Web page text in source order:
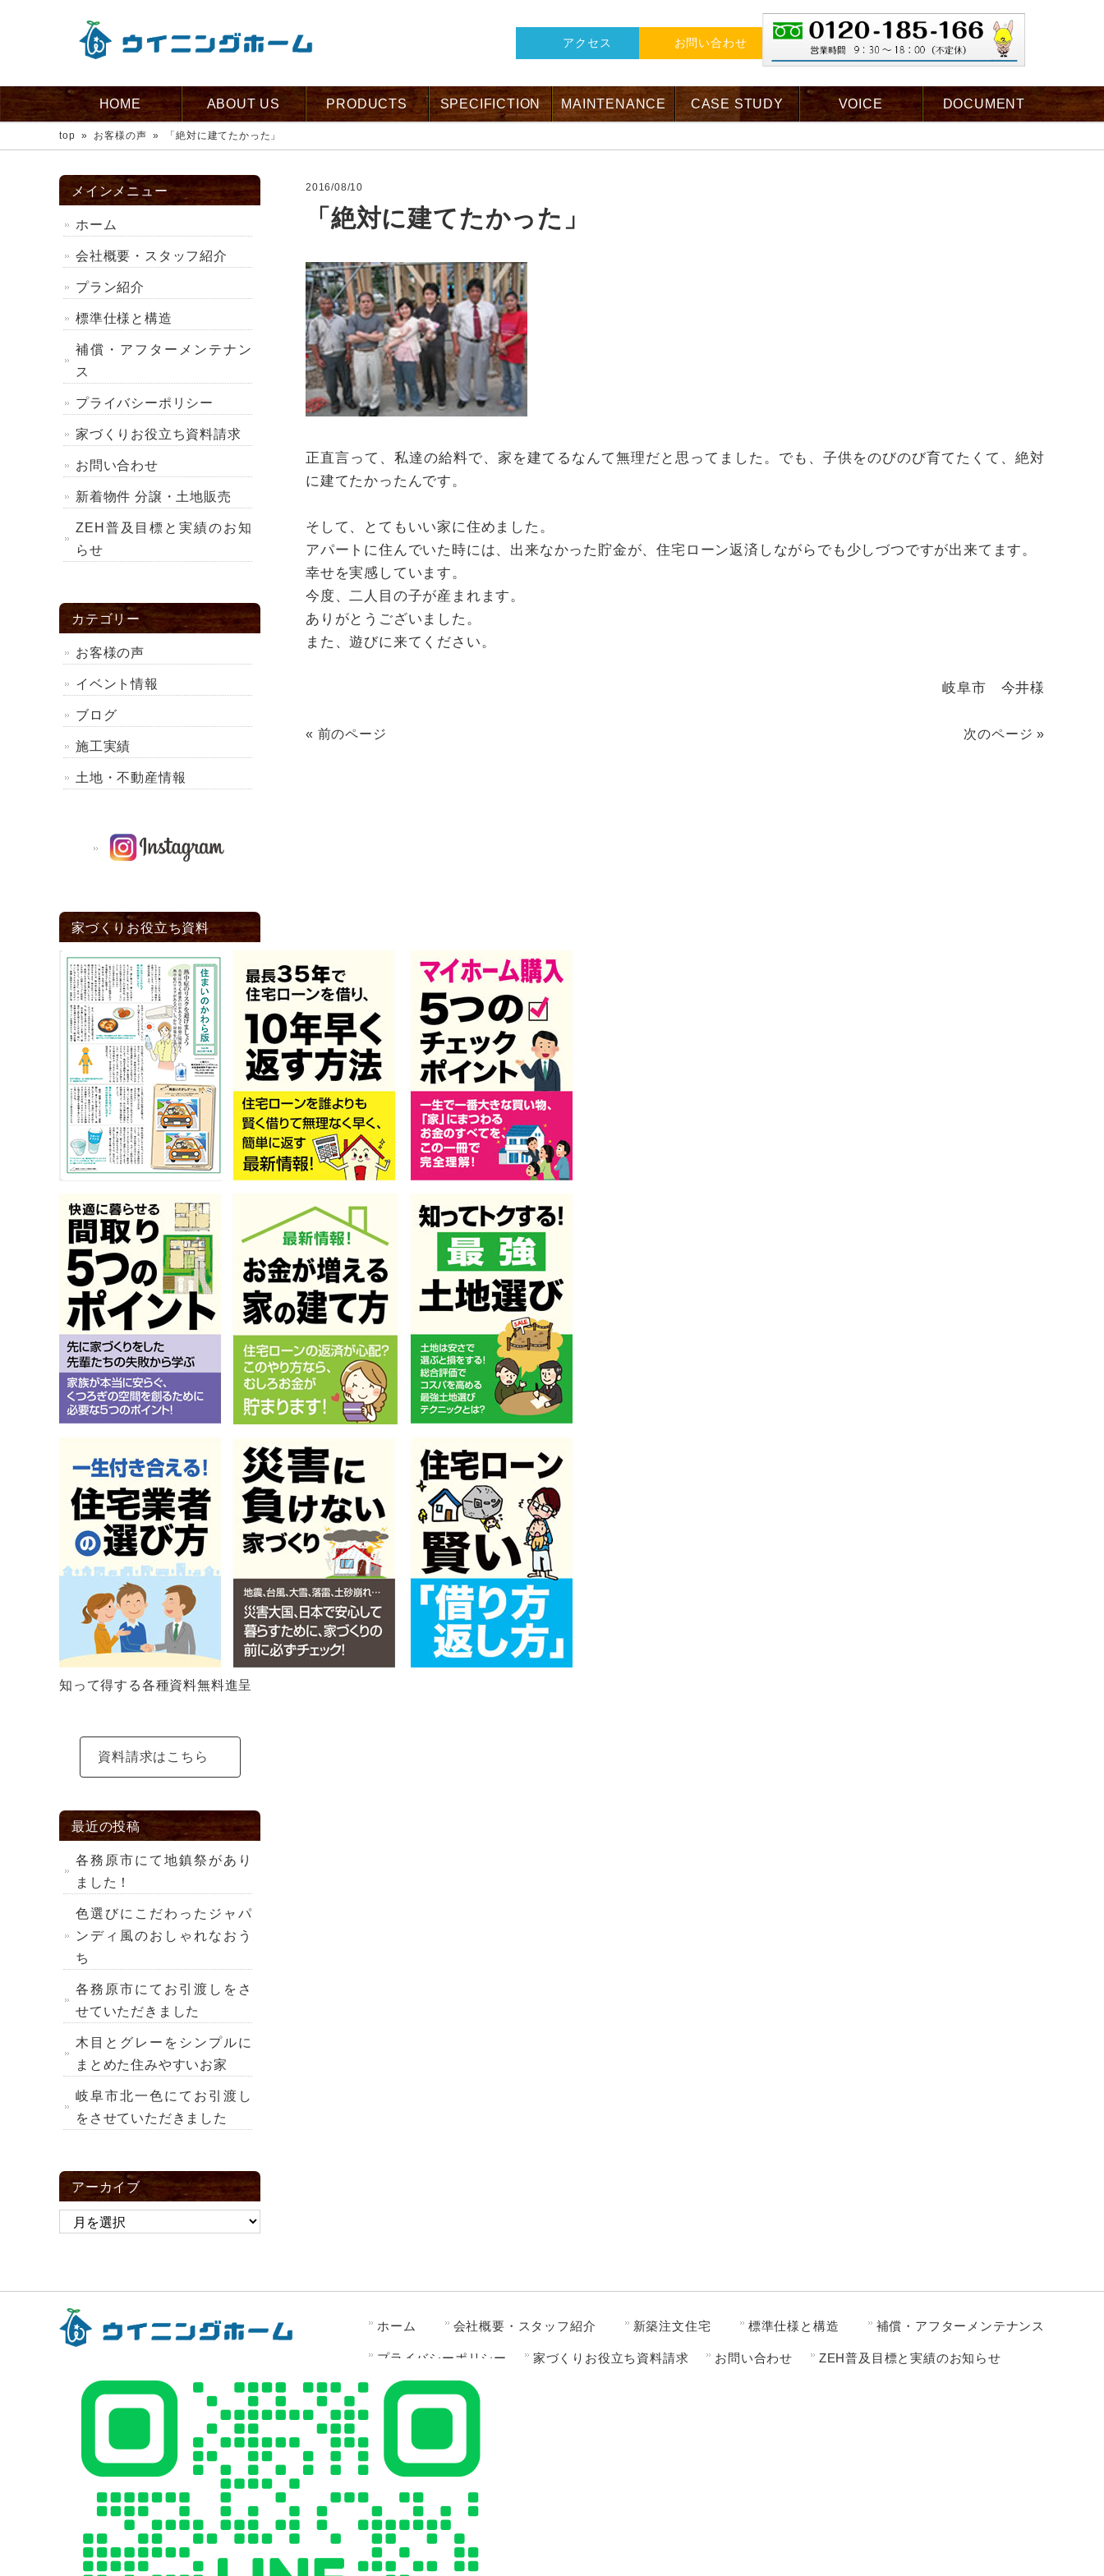
アクセス お問い合わせ
HOME ABOUT US PRODUCTS SPECIFICTION MAINTENANCE CASE STUDY VOICE DOCUMENT
top » お客様の声 » 「絶対に建てたかった」
2016/08/10
「絶対に建てたかった」
正直言って、私達の給料で、家を建てるなんて無理だと思ってました。でも、子供をのびのび育てたくて、絶対
に建てたかったんです。
そして、とてもいい家に住めました。
アパートに住んでいた時には、出来なかった貯金が、住宅ローン返済しながらでも少しづつですが出来てます。
幸せを実感しています。
今度、二人目の子が産まれます。
ありがとうございました。
また、遊びに来てください。
岐阜市 今井様
« 前のページ 次のページ »
メインメニュー
ホーム
会社概要・スタッフ紹介
プラン紹介
標準仕様と構造
補償・アフターメンテナン
ス
プライバシーポリシー
家づくりお役立ち資料請求
お問い合わせ
新着物件 分譲・土地販売
ZEH普及目標と実績のお知
らせ
カテゴリー
お客様の声
イベント情報
ブログ
施工実績
土地・不動産情報
家づくりお役立ち資料
知って得する各種資料無料進呈
資料請求はこちら
最近の投稿
各務原市にて地鎮祭があり
ました！
色選びにこだわったジャパ
ンディ風のおしゃれなおう
ち
各務原市にてお引渡しをさ
せていただきました
木目とグレーをシンプルに
まとめた住みやすいお家
岐阜市北一色にてお引渡し
をさせていただきました
アーカイブ
ブ
ホーム
会社概要・スタッフ紹介 新築注文住宅 標準仕様と構造 補償・アフターメンテナンス
プライバシーポリシー 家づくりお役立ち資料請求 お問い合わせ ZEH普及目標と実績のお知らせ